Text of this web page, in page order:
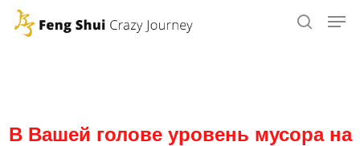
Skip
В Вашей голове уровень мусора на